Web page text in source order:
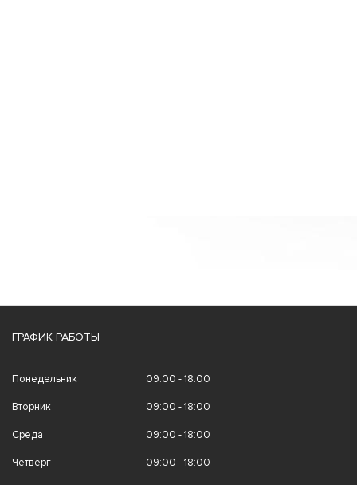
ГРАФИК РАБОТЫ
Понедельник 09:00 - 18:00
Вторник 09:00 - 18:00
Среда 09:00 - 18:00
Четверг 09:00 - 18:00